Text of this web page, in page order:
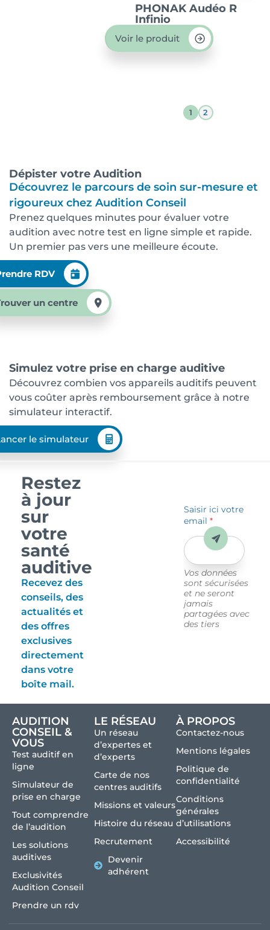
PHONAK Audéo R
Infinio
Voir le produit
1 2
Dépister votre Audition
Découvrez le parcours de soin sur-mesure et
rigoureux chez Audition Conseil
Prenez quelques minutes pour évaluer votre
audition avec notre test en ligne simple et rapide.
Un premier pas vers une meilleure écoute.
RDV
un centre
Simulez votre prise en charge auditive
Découvrez combien vos appareils auditifs peuvent
vous coûter après remboursement grâce à notre
simulateur interactif.
le simulateur
Restez
à jour
sur
votre
santé
auditive
Recevez des
conseils, des
actualités et
des offres
exclusives
directement
dans votre
boîte mail.
Saisir ici votre
email*
Vos données
sont sécurisées
et ne seront
jamais
partagées avec
des tiers
Envoyer
AUDITION
CONSEIL &
VOUS
Test auditif en
ligne
Simulateur de
prise en charge
Tout comprendre
de l’audition
Les solutions
auditives
Exclusivités
Audition Conseil
Prendre un rdv
LE RÉSEAU
Un réseau
d’expertes et
d’experts
Carte de nos
centres auditifs
Missions et valeurs
Histoire du réseau
Recrutement
Devenir
adhérent
À PROPOS
Contactez-nous
Mentions légales
Politique de
confidentialité
Conditions
générales
d’utilisations
Accessibilité